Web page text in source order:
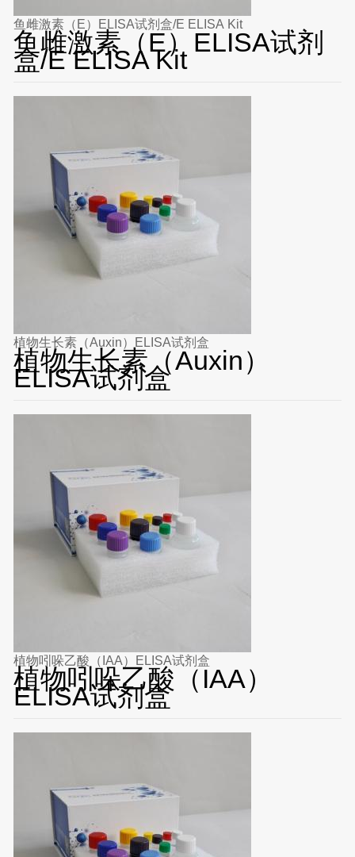
鱼雌激素（E）ELISA试剂盒/E ELISA Kit
鱼雌激素（E）ELISA试剂
盒/E ELISA Kit
植物生长素（Auxin）ELISA试剂盒
植物生长素（Auxin）
ELISA试剂盒
植物吲哚乙酸（IAA）ELISA试剂盒
植物吲哚乙酸（IAA）
ELISA试剂盒